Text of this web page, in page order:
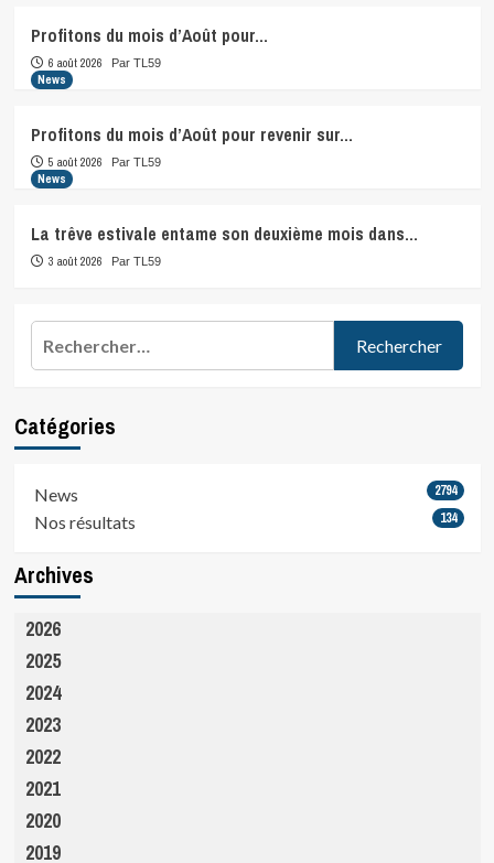
Profitons du mois d’Août pour…
6 août 2026 Par TL59
News
Profitons du mois d’Août pour revenir sur…
5 août 2026 Par TL59
News
La trêve estivale entame son deuxième mois dans…
3 août 2026 Par TL59
Catégories
News 2794
Nos résultats 134
Archives
2026
2025
2024
2023
2022
2021
2020
2019